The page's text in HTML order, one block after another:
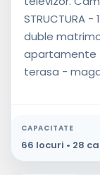
STRUCTURA
duble
apartamente
terasa -
CAPACITATE
66 locuri • 28